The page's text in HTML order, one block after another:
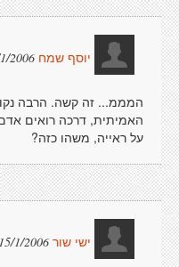
יוסף שמח 01:27:12
המממ... זה קשה. הרבה
האמיתית, דרכה רואים
על ראייה, משהו כזה?
ישי שור 15/1/2006 22:07:13